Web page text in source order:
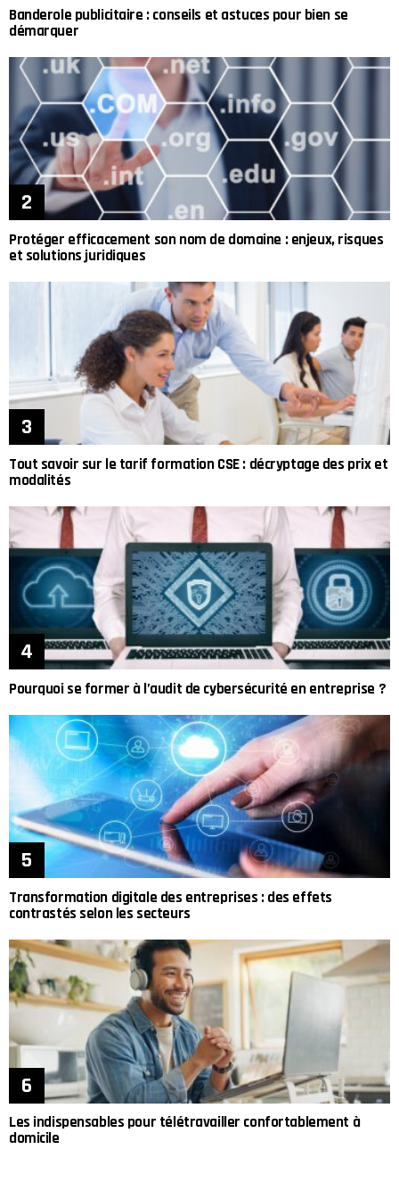
Banderole publicitaire : conseils et astuces pour bien se
démarquer
Protéger efficacement son nom de domaine : enjeux, risques
et solutions juridiques
Tout savoir sur le tarif formation CSE : décryptage des prix et
modalités
Pourquoi se former à l’audit de cybersécurité en entreprise ?
Transformation digitale des entreprises : des effets
contrastés selon les secteurs
Les indispensables pour télétravailler confortablement à
domicile